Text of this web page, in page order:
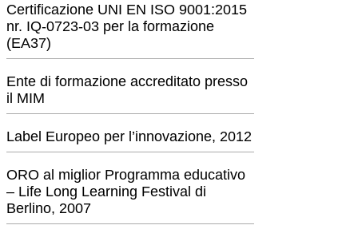
Certificazione UNI EN ISO 9001:2015
nr. IQ-0723-03 per la formazione
(EA37)
Ente di formazione accreditato presso
il MIM
Label Europeo per l’innovazione, 2012
ORO al miglior Programma educativo
– Life Long Learning Festival di
Berlino, 2007